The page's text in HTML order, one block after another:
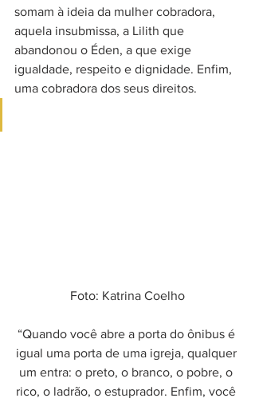
somam à ideia da mulher cobradora,
aquela insubmissa, a Lilith que
abandonou o Éden, a que exige
igualdade, respeito e dignidade. Enfim,
uma cobradora dos seus direitos.
Foto: Katrina Coelho
“Quando você abre a porta do ônibus é
igual uma porta de uma igreja, qualquer
um entra: o preto, o branco, o pobre, o
rico, o ladrão, o estuprador. Enfim, você